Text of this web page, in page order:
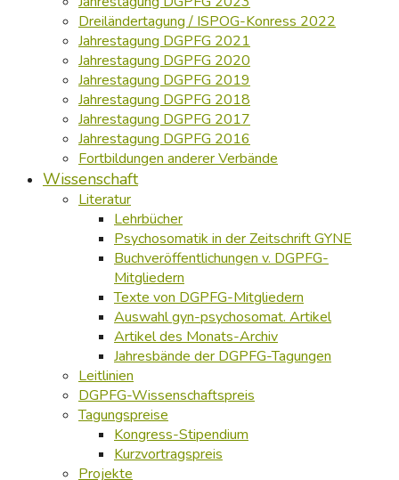
Dreiländertagung / ISPOG-Konress 2022
Jahrestagung DGPFG 2021
Jahrestagung DGPFG 2020
Jahrestagung DGPFG 2019
Jahrestagung DGPFG 2018
Jahrestagung DGPFG 2017
Jahrestagung DGPFG 2016
Fortbildungen anderer Verbände
Wissenschaft
Literatur
Lehrbücher
Psychosomatik in der Zeitschrift GYNE
Buchveröffentlichungen v. DGPFG-
Mitgliedern
Texte von DGPFG-Mitgliedern
Auswahl gyn-psychosomat. Artikel
Artikel des Monats-Archiv
Jahresbände der DGPFG-Tagungen
Leitlinien
DGPFG-Wissenschaftspreis
Tagungspreise
Kongress-Stipendium
Kurzvortragspreis
Projekte